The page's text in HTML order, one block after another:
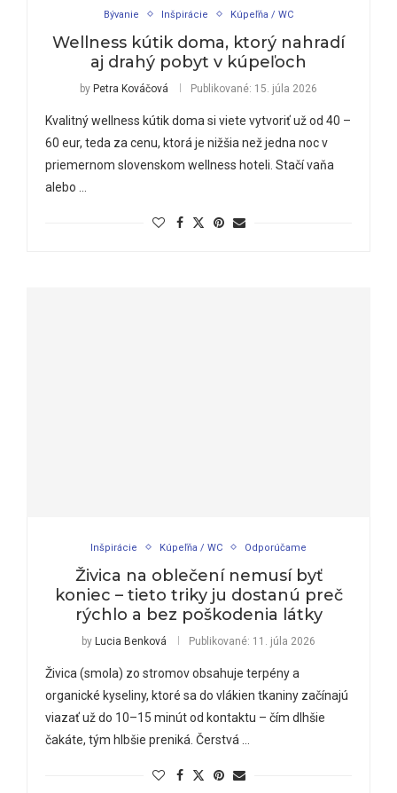
Bývanie Inšpirácie Kúpeľňa / WC
Wellness kútik doma, ktorý nahradí
aj drahý pobyt v kúpeľoch
by Petra Kováčová Publikované: 15. júla 2026
Kvalitný wellness kútik doma si viete vytvoriť už od 40 –
60 eur, teda za cenu, ktorá je nižšia než jedna noc v
priemernom slovenskom wellness hoteli. Stačí vaňa
alebo …
Inšpirácie Kúpeľňa / WC Odporúčame
Živica na oblečení nemusí byť
koniec – tieto triky ju dostanú preč
rýchlo a bez poškodenia látky
by Lucia Benková Publikované: 11. júla 2026
Živica (smola) zo stromov obsahuje terpény a
organické kyseliny, ktoré sa do vlákien tkaniny začínajú
viazať už do 10–15 minút od kontaktu – čím dlhšie
čakáte, tým hlbšie preniká. Čerstvá …